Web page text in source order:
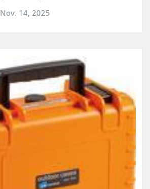
Nov. 14, 2025